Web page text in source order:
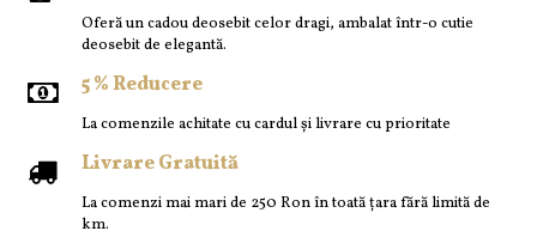
Oferă un cadou deosebit celor dragi, ambalat într-o cutie
deosebit de elegantă.
5 % Reducere
La comenzile achitate cu cardul și livrare cu prioritate
Livrare Gratuită
La comenzi mai mari de 250 Ron în toată țara fără limită de
km.